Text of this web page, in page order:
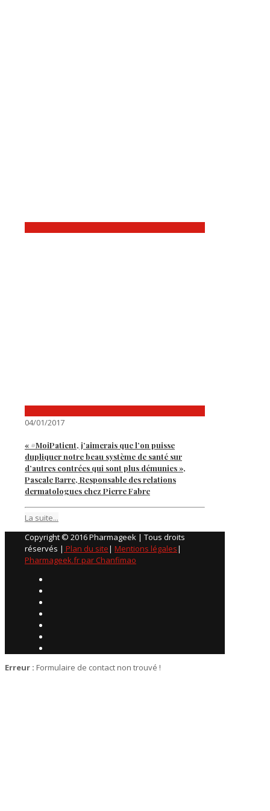
04/01/2017
« #MoiPatient, j’aimerais que l’on puisse
dupliquer notre beau système de santé sur
d’autres contrées qui sont plus démunies »,
Pascale Barre, Responsable des relations
dermatologues chez Pierre Fabre
La suite...
Copyright © 2016 Pharmageek | Tous droits
réservés | Plan du site| Mentions légales|
Pharmageek.fr par Chanfimao
Erreur : Formulaire de contact non trouvé !